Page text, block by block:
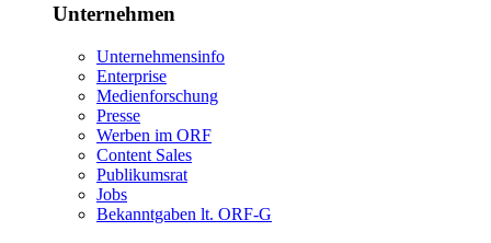
Unternehmen
Unternehmensinfo
Enterprise
Medienforschung
Presse
WerbenimORF
ContentSales
Publikumsrat
Jobs
Bekanntgabenlt.ORF-G